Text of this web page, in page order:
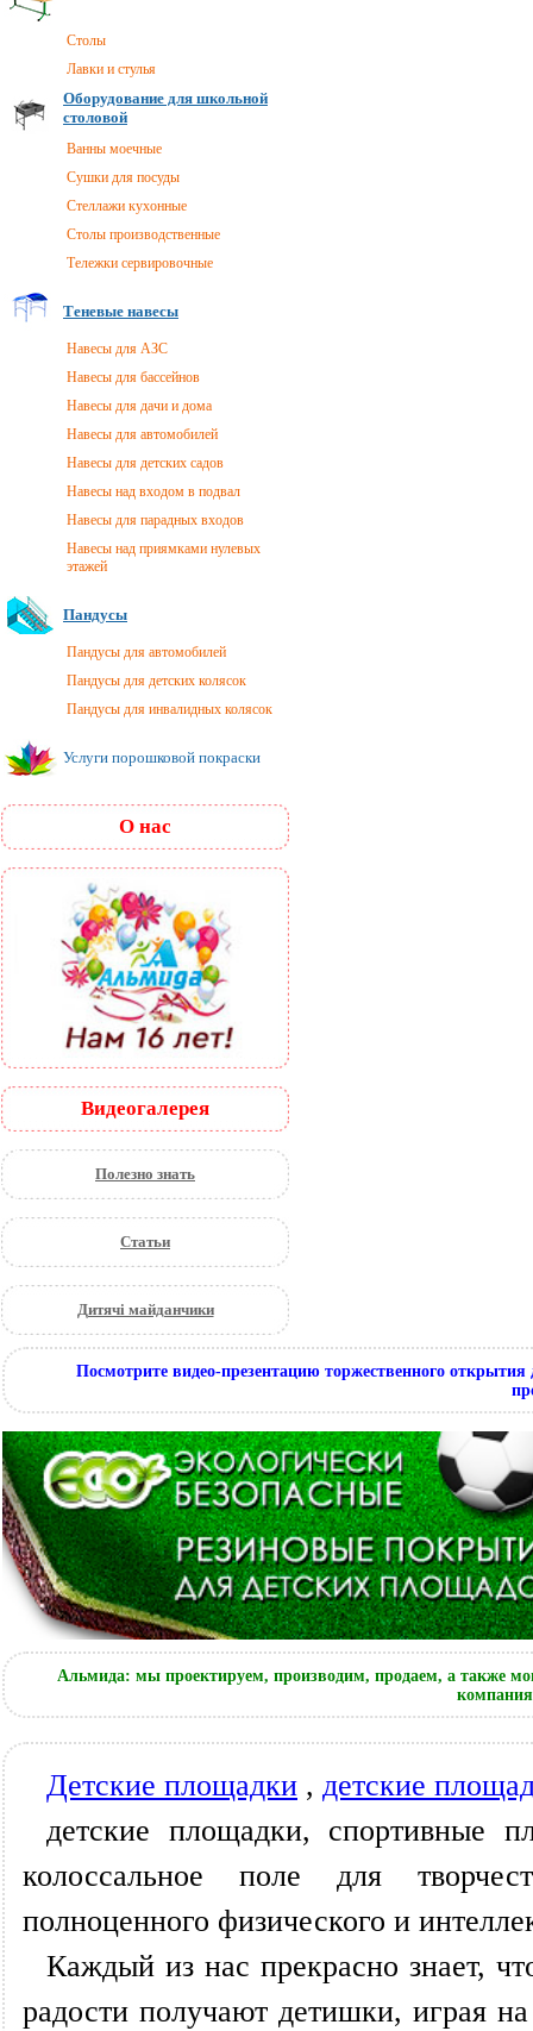
Столы
Лавки и стулья
Оборудование для школьной
столовой
Ванны моечные
Сушки для посуды
Стеллажи кухонные
Столы производственные
Тележки сервировочные
Теневые навесы
Навесы для АЗС
Навесы для бассейнов
Навесы для дачи и дома
Навесы для автомобилей
Навесы для детских садов
Навесы над входом в подвал
Навесы для парадных входов
Навесы над приямками нулевых
этажей
Пандусы
Пандусы для автомобилей
Пандусы для детских колясок
Пандусы для инвалидных колясок
Услуги порошковой покраски
О нас
Видеогалерея
Полезно знать
Статьи
Дитячі майданчики
Посмотрите видео-презентацию торжественного
Альмида: мы проектируем, производим, продаем, а также
компания
Детские площадки , детские
детские площадки, спортивные
колоссальное поле для
полноценного физического и
Каждый из нас прекрасно знает,
радости получают детишки, играя